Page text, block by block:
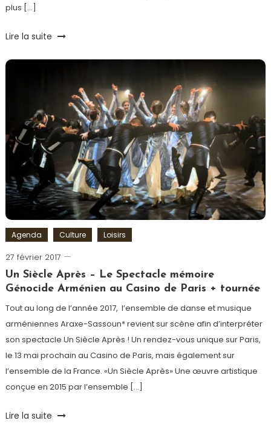
plus […]
Tagged
Noël,
Spectacle,
Théâtre
13
ème
Art
Lire la suite
Agenda Culture Loisirs
27 février 2017
Romain-
Paris
Un Siècle Après – Le Spectacle mémoire
Génocide Arménien au Casino de Paris + tournée
Tout au long de l’année 2017, l’ensemble de danse et musique
arméniennes Araxe-Sassoun* revient sur scène afin d’interpréter
son spectacle Un Siècle Après ! Un rendez-vous unique sur Paris,
le 13 mai prochain au Casino de Paris, mais également sur
l’ensemble de la France. «Un Siècle Après» Une œuvre artistique
conçue en 2015 par l’ensemble […]
Tagged
Lire la suite